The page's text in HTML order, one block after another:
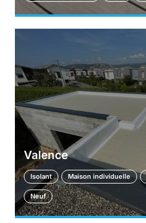
Valence
Isolant Maison individuelle
Neuf